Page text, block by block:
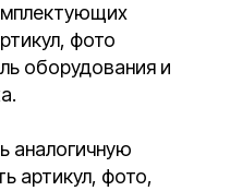
фото
оборудования и
аналогичную
артикул, фото,